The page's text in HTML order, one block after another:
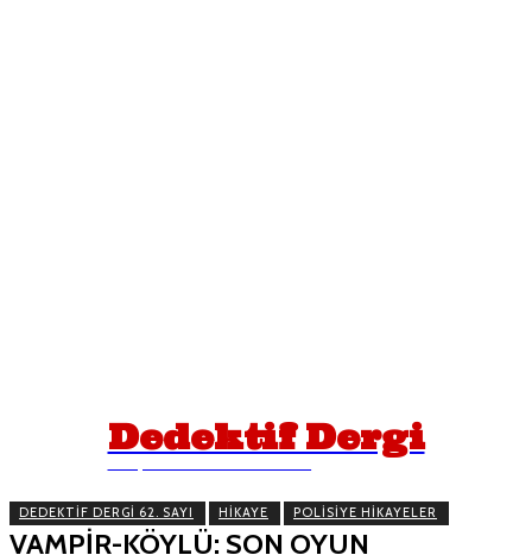
Dedektif Dergi
DEDEKTIF DERGI 62. SAYI HIKAYE POLISIYE HIKAYELER
VAMPİR-KÖYLÜ: SON OYUN